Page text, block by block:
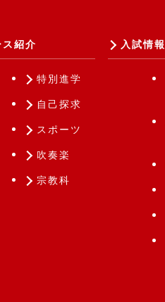
ス紹介
特別進学
自己探求
スポーツ
吹奏楽
宗教科
入試情報